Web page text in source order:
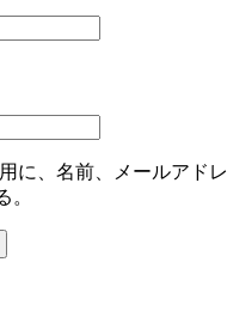
に、名前、メールアド
。